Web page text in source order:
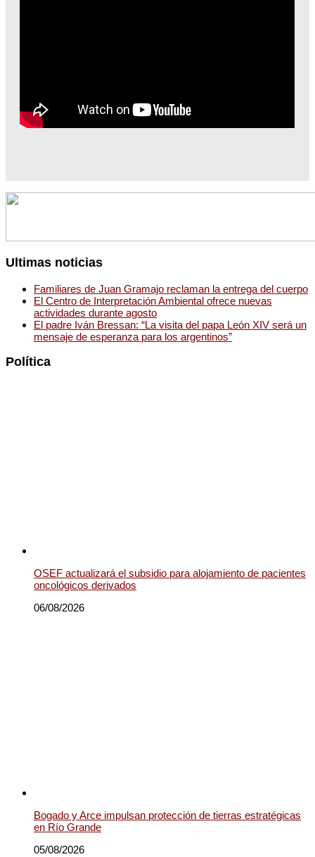
Ultimas noticias
Familiares de Juan Gramajo reclaman la entrega del cuerpo
El Centro de Interpretación Ambiental ofrece nuevas
actividades durante agosto
El padre Iván Bressan: “La visita del papa León XIV será un
mensaje de esperanza para los argentinos”
Política
OSEF actualizará el subsidio para alojamiento de pacientes
oncológicos derivados
06/08/2026
Bogado y Arce impulsan protección de tierras estratégicas
en Río Grande
05/08/2026